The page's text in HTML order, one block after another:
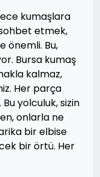
kumaşlara
etmek,
önemli. Bu,
Bursa kumaş
kalmaz,
Her parça
yolculuk, sizin
onlarla ne
bir elbise
bir örtü. Her